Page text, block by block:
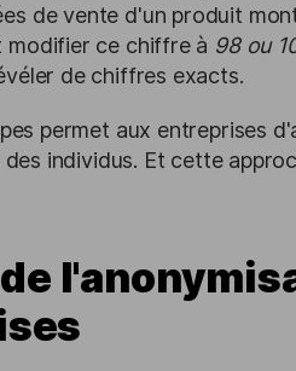
de vente d'un produit
ce chiffre à 98 ou
de chiffres exacts.
permet aux entreprises
individus. Et cette